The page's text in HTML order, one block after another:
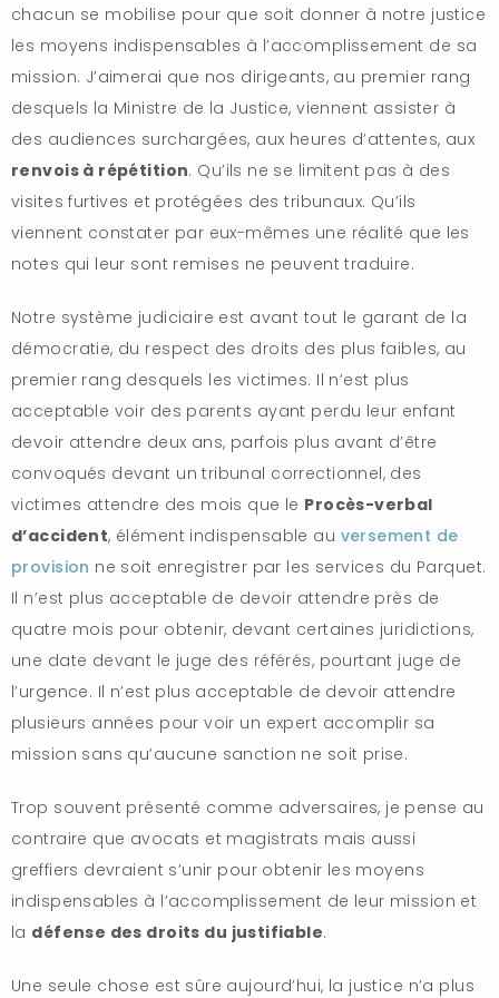
chacun se mobilise pour que soit donner à notre justice
les moyens indispensables à l’accomplissement de sa
mission. J’aimerai que nos dirigeants, au premier rang
desquels la Ministre de la Justice, viennent assister à
des audiences surchargées, aux heures d’attentes, aux
renvois à répétition. Qu’ils ne se limitent pas à des
visites furtives et protégées des tribunaux. Qu’ils
viennent constater par eux-mêmes une réalité que les
notes qui leur sont remises ne peuvent traduire.
Notre système judiciaire est avant tout le garant de la
démocratie, du respect des droits des plus faibles, au
premier rang desquels les victimes. Il n’est plus
acceptable voir des parents ayant perdu leur enfant
devoir attendre deux ans, parfois plus avant d’être
convoqués devant un tribunal correctionnel, des
victimes attendre des mois que le Procès-verbal
d’accident, élément indispensable au versement de
provision ne soit enregistrer par les services du Parquet.
Il n’est plus acceptable de devoir attendre près de
quatre mois pour obtenir, devant certaines juridictions,
une date devant le juge des référés, pourtant juge de
l’urgence. Il n’est plus acceptable de devoir attendre
plusieurs années pour voir un expert accomplir sa
mission sans qu’aucune sanction ne soit prise.
Trop souvent présenté comme adversaires, je pense au
contraire que avocats et magistrats mais aussi
greffiers devraient s’unir pour obtenir les moyens
indispensables à l’accomplissement de leur mission et
la défense des droits du justifiable.
Une seule chose est sûre aujourd’hui, la justice n’a plus